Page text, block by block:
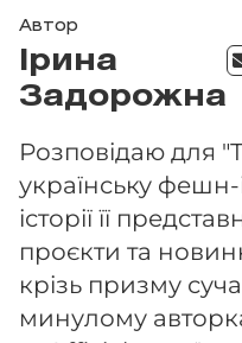
Автор
Ірина
Задорожна
Розповідаю для
українську
історії її
проєкти та
крізь призму
минулому